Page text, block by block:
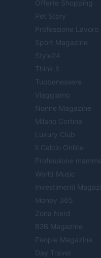
Offerte Shopping
Pet Story
Professione Lavoro
Sport Magazine
Style24
Think.it
Tuobenessere
Viaggiamo
Nonne Magazine
Milano Cortina
Luxury Club
Il Calcio Online
Professione mamma
World Music
Investimenti
Money 365
Zona Nerd
B2B Magazine
People Magazine
Day Travel